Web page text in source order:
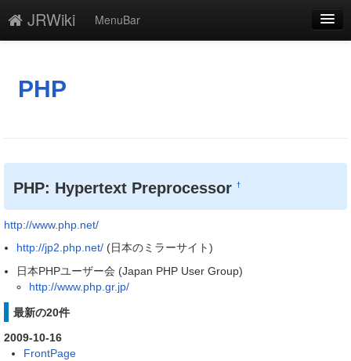
JRWiki
MenuBar
添付
一覧
PHP
PHP: Hypertext Preprocessor†
http://www.php.net/
http://jp2.php.net/ (日本のミラーサイト)
日本PHPユーザー会 (Japan PHP User Group)
http://www.php.gr.jp/
最新の20件
2009-10-16
FrontPage